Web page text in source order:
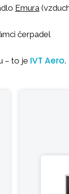
Emura
čerpadel
– to je IVT Aero.